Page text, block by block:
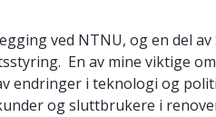
ved NTNU, og en del
En av mine viktige
endringer i teknologi og
og sluttbrukere i